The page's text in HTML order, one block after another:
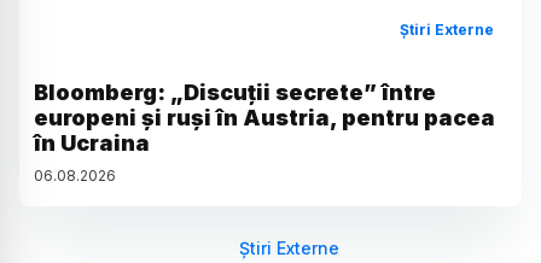
Știri Externe
Bloomberg: „Discuții secrete” între
europeni și ruși în Austria, pentru pacea
în Ucraina
06.08.2026
Știri Externe